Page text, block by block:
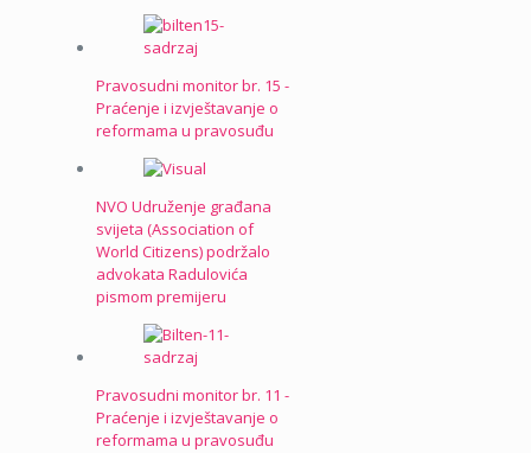
Pravosudni monitor br. 15 -
Praćenje i izvještavanje o
reformama u pravosuđu
NVO Udruženje građana
svijeta (Association of
World Citizens) podržalo
advokata Radulovića
pismom premijeru
Pravosudni monitor br. 11 -
Praćenje i izvještavanje o
reformama u pravosuđu